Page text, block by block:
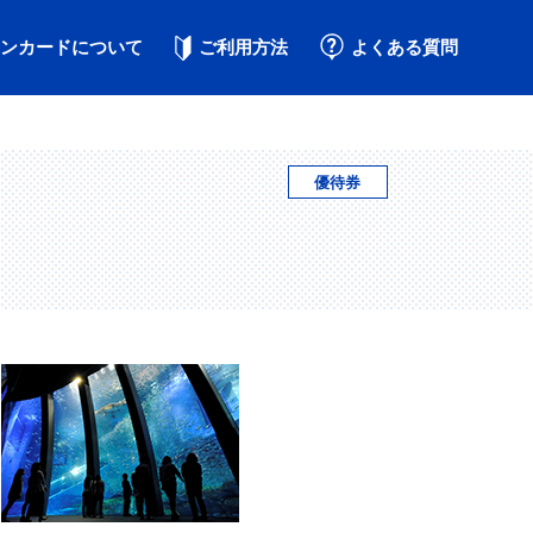
カードについて ご利用方法 よくある質問
優待券